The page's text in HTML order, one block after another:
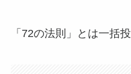
「72の法則」とは一括